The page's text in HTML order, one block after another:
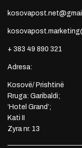
+ 383 49 890 321
Adresa:
Kosovë/ Prishtinë
Rruga: Garibaldi;
‘Hotel Grand’;
Kati II
Zyra nr. 13